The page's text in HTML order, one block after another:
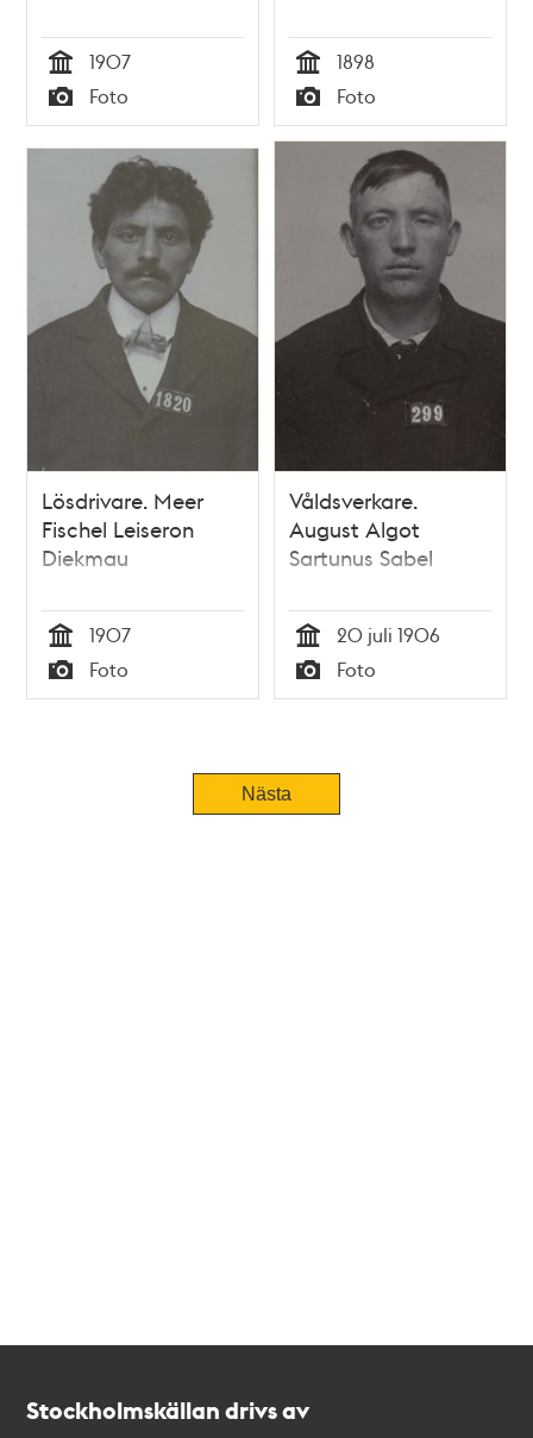
Tid
1907
Typ
Foto Tid
1898
Typ
Foto
Lösdrivare. Meer
Fischel Leiseron
Diekmau
Tid
1907
Typ
Foto
Våldsverkare.
August Algot
Sartunus Sabel
Tid
20 juli 1906
Typ
Foto
TidigareNästa
Stockholmskällan drivs av